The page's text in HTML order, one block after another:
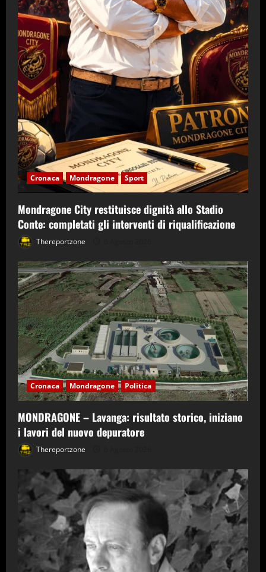
Cronaca Mondragone Sport
Mondragone City restituisce dignità allo Stadio
Conte: completati gli interventi di riqualificazione
Thereportzone
Cronaca Mondragone Politica
MONDRAGONE – Lavanga: risultato storico, iniziano
i lavori del nuovo depuratore
Thereportzone